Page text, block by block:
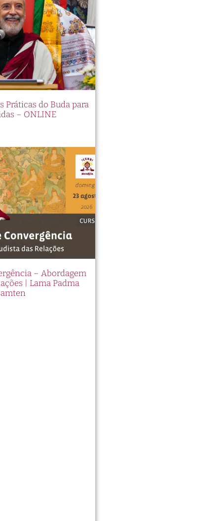
Práticas do Buda para
– ONLINE
– Abordagem
| Lama Padma